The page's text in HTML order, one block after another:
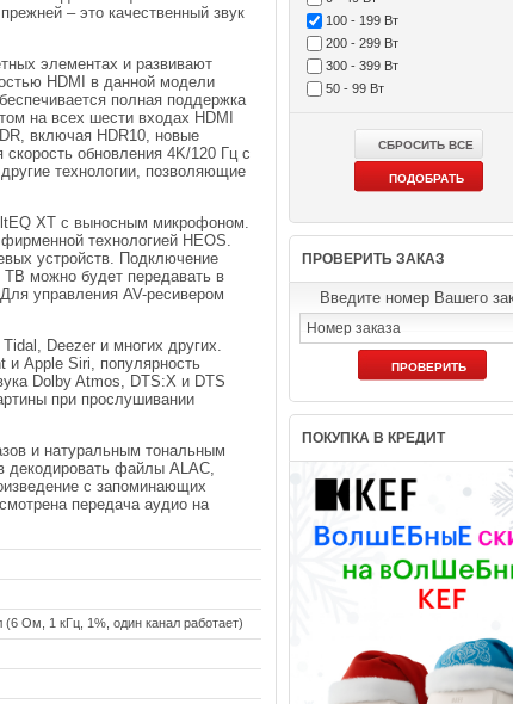
– это качественный звук
элементах и развивают
HDMI в данной модели
полная поддержка
на всех шести входах HDMI
включая HDR10, новые
обновления 4K/120 Гц с
технологии, позволяющие
XT с выносным микрофоном.
технологией HEOS.
устройств. Подключение
ТВ можно будет передавать в
управления AV-ресивером
Deezer и многих других.
и Apple Siri, популярность
Dolby Atmos, DTS:X и DTS
при прослушивании
и натуральным тональным
декодировать файлы ALAC,
с запоминающих
передача аудио на
Ом, 1 кГц, 1%, один канал работает)
100 - 199 Вт
200 - 299 Вт
300 - 399 Вт
50 - 99 Вт
ПРОВЕРИТЬ ЗАКАЗ
Введите номер Вашего
ПОКУПКА В КРЕДИТ